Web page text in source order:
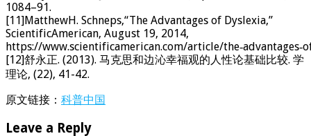
1084–91.
[11]MatthewH. Schneps,“The Advantages of Dyslexia,”
ScientificAmerican, August 19, 2014,
https://www.scientificamerican.com/article/
[12]舒永正. (2013). 马克思和边沁幸福观的人性论基础比较. 学
理论, (22), 41-42.
原文链接： 科普中国
Leave a Reply